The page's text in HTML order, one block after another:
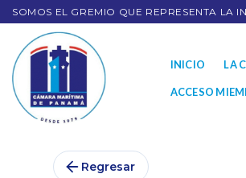
SOMOS EL GREMIO QUE REPRESENTA LA
INICIO LA
ACCESO
Regresar